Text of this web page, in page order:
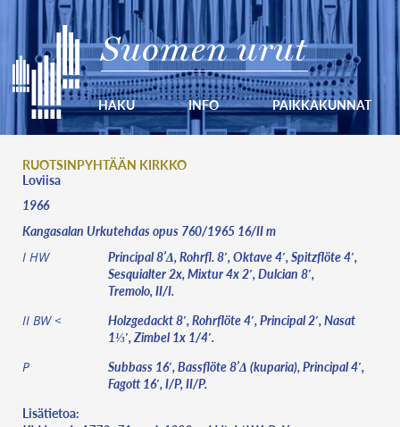
Suomen urut
HAKU INFO PAIKKAKUNNAT
RUOTSINPYHTÄÄN KIRKKO
Loviisa
1966
Kangasalan Urkutehdas opus 760/1965 16/II m
I HW
Principal 8’Δ, Rohrfl. 8′, Oktave 4′, Spitzflöte 4′,
Sesquialter 2x, Mixtur 4x 2′, Dulcian 8′,
Tremolo, II/I.
II BW <
Holzgedackt 8′, Rohrflöte 4′, Principal 2′, Nasat
1⅓′, Zimbel 1x 1/4′.
P
Subbass 16′, Bassflöte 8’Δ (kuparia), Principal 4′,
Fagott 16′, I/P, II/P.
Lisätietoa: